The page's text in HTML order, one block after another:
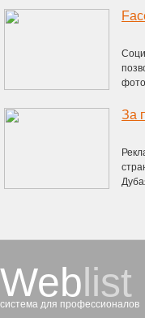
За
Weblist
система для профессионалов